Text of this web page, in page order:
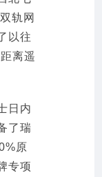
轨网
以往
离遥
日内
了瑞
原
专项